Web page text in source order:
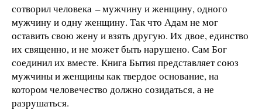
сотворил человека – мужчину и женщину, одного
мужчину и одну женщину. Так что Адам не мог
оставить свою жену и взять другую. Их двое, единство
их священно, и не может быть нарушено. Сам Бог
соединил их вместе. Книга Бытия представляет союз
мужчины и женщины как твердое основание, на
котором человечество должно созидаться, а не
разрушаться.